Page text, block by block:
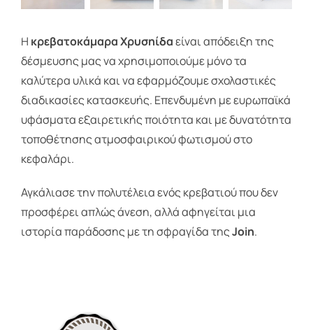
Η κρεβατοκάμαρα Χρυσηίδαείναι απόδειξη της
δέσμευσης μας να χρησιμοποιούμε μόνο τα
καλύτερα υλικά και να εφαρμόζουμε σχολαστικές
διαδικασίες κατασκευής. Επενδυμένη με ευρωπαϊκά
υφάσματα εξαιρετικής ποιότητα και με δυνατότητα
τοποθέτησης ατμοσφαιρικού φωτισμού στο
κεφαλάρι.
Αγκάλιασε την πολυτέλεια ενός κρεβατιού που δεν
προσφέρει απλώς άνεση, αλλά αφηγείται μια
ιστορία παράδοσης με τη σφραγίδα τηςJoin.